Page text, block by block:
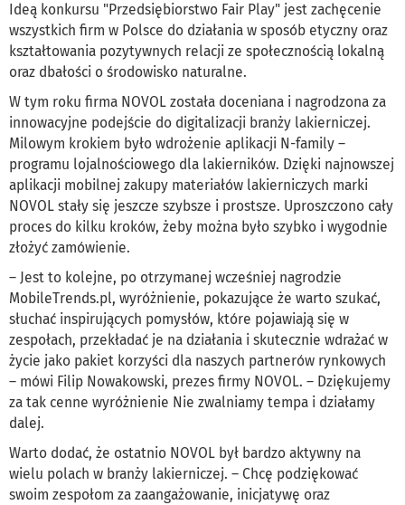
Ideą konkursu "Przedsiębiorstwo Fair Play" jest zachęcenie
wszystkich firm w Polsce do działania w sposób etyczny oraz
kształtowania pozytywnych relacji ze społecznością lokalną
oraz dbałości o środowisko naturalne.
W tym roku firma NOVOL została doceniana i nagrodzona za
innowacyjne podejście do digitalizacji branży lakierniczej.
Milowym krokiem było wdrożenie aplikacji N-family –
programu lojalnościowego dla lakierników. Dzięki najnowszej
aplikacji mobilnej zakupy materiałów lakierniczych marki
NOVOL stały się jeszcze szybsze i prostsze. Uproszczono cały
proces do kilku kroków, żeby można było szybko i wygodnie
złożyć zamówienie.
– Jest to kolejne, po otrzymanej wcześniej nagrodzie
MobileTrends.pl, wyróżnienie, pokazujące że warto szukać,
słuchać inspirujących pomysłów, które pojawiają się w
zespołach, przekładać je na działania i skutecznie wdrażać w
życie jako pakiet korzyści dla naszych partnerów rynkowych
– mówi Filip Nowakowski, prezes firmy NOVOL. – Dziękujemy
za tak cenne wyróżnienie Nie zwalniamy tempa i działamy
dalej.
Warto dodać, że ostatnio NOVOL był bardzo aktywny na
wielu polach w branży lakierniczej. – Chcę podziękować
swoim zespołom za zaangażowanie, inicjatywę oraz